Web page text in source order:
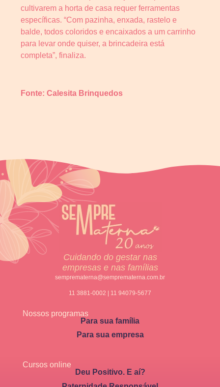
cultivarem a horta de casa requer ferramentas
específicas. “Com pazinha, enxada, rastelo e
balde, todos coloridos e encaixados a um carrinho
para levar onde quiser, a brincadeira está
completa”, finaliza.
Fonte: Calesita Brinquedos
Cuidando do gestar nas
empresas e nas famílias
semprematerna@semprematerna.com.br
11 3881-0002 | 11 94079-5677
Nossos programas
Para sua família
Para sua empresa
Cursos online
Deu Positivo. E aí?